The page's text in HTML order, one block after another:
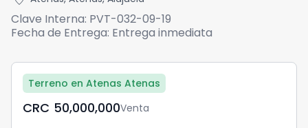
Clave Interna: PVT-032-09-19
Fecha de Entrega: Entrega inmediata
Terreno en Atenas Atenas
CRC	50,000,000Venta